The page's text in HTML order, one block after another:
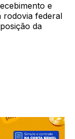
e
rodovia federal
da